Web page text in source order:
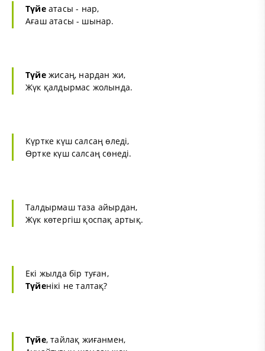
Түйеатасы - нар,
Ағаш атасы - шынар.
Түйежисаң, нардан жи,
Жүк қалдырмас жолында.
Күртке күш салсаң өледі,
Өртке күш салсаң сөнеді.
Талдырмаш таза айырдан,
Жүк көтергіш қоспақ артық.
Екі жылда бір туған,
Түйенікі не талтақ?
Түйе, тайлақ жиғанмен,